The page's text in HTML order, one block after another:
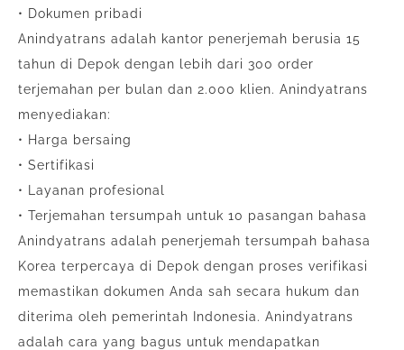
• Dokumen pribadi
Anindyatrans adalah kantor penerjemah berusia 15
tahun di Depok dengan lebih dari 300 order
terjemahan per bulan dan 2.000 klien. Anindyatrans
menyediakan:
• Harga bersaing
• Sertifikasi
• Layanan profesional
• Terjemahan tersumpah untuk 10 pasangan bahasa
Anindyatrans adalah penerjemah tersumpah bahasa
Korea terpercaya di Depok dengan proses verifikasi
memastikan dokumen Anda sah secara hukum dan
diterima oleh pemerintah Indonesia. Anindyatrans
adalah cara yang bagus untuk mendapatkan